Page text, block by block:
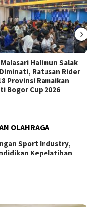
Halimun Salak
Ratusan Rider
Provinsi Ramaikan
Bogor Cup 2026
›
OLAHRAGA
Sport Industry,
Kepelatihan